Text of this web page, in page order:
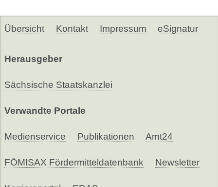
Übersicht Kontakt Impressum eSignatur
Herausgeber
Sächsische Staatskanzlei
Verwandte Portale
Medienservice Publikationen Amt24
FÖMISAX Fördermitteldatenbank Newsletter